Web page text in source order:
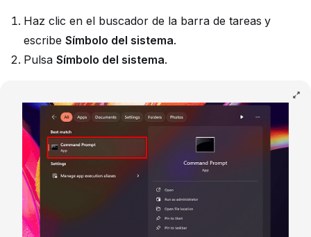
Haz clic en el buscador de la barra de tareas y
escribe Símbolo del sistema.
Pulsa Símbolo del sistema.